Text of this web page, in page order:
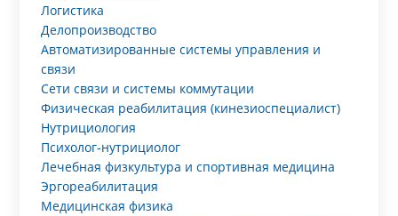
Логистика
Делопроизводство
Автоматизированные системы управления и
связи
Сети связи и системы коммутации
Физическая реабилитация (кинезиоспециалист)
Нутрициология
Психолог-нутрициолог
Лечебная физкультура и спортивная медицина
Эргореабилитация
Медицинская физика